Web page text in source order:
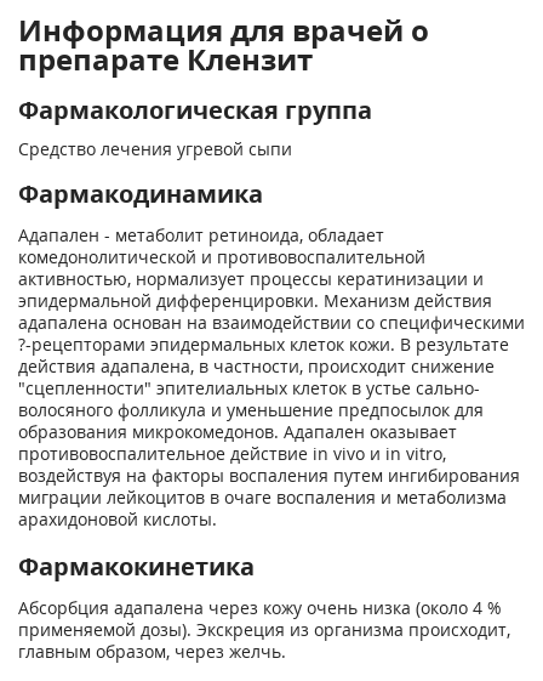
Информация для врачей о
препарате Клензит
Фармакологическая группа
Средство лечения угревой сыпи
Фармакодинамика
Адапален - метаболит ретиноида, обладает
комедонолитической и противовоспалительной
активностью, нормализует процессы кератинизации и
эпидермальной дифференцировки. Механизм действия
адапалена основан на взаимодействии со специфическими
?-рецепторами эпидермальных клеток кожи. В результате
действия адапалена, в частности, происходит снижение
"сцепленности" эпителиальных клеток в устье сально-
волосяного фолликула и уменьшение предпосылок для
образования микрокомедонов. Адапален оказывает
противовоспалительное действие in vivo и in vitro,
воздействуя на факторы воспаления путем ингибирования
миграции лейкоцитов в очаге воспаления и метаболизма
арахидоновой кислоты.
Фармакокинетика
Абсорбция адапалена через кожу очень низка (около 4 %
применяемой дозы). Экскреция из организма происходит,
главным образом, через желчь.